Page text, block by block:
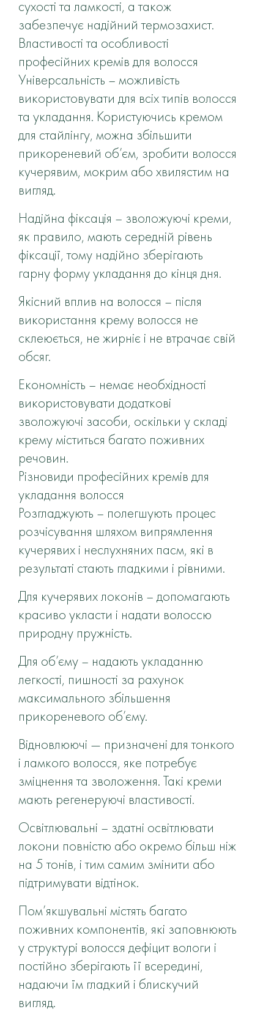
сухості та ламкості, а також
забезпечує надійний термозахист.
Властивості та особливості
професійних кремів для волосся
Універсальність – можливість
використовувати для всіх типів волосся
та укладання. Користуючись кремом
для стайлінгу, можна збільшити
прикореневий об’єм, зробити волосся
кучерявим, мокрим або хвилястим на
вигляд.
Надійна фіксація – зволожуючі креми,
як правило, мають середній рівень
фіксації, тому надійно зберігають
гарну форму укладання до кінця дня.
Якісний вплив на волосся – після
використання крему волосся не
склеюється, не жирніє і не втрачає свій
обсяг.
Економність – немає необхідності
використовувати додаткові
зволожуючі засоби, оскільки у складі
крему міститься багато поживних
речовин.
Різновиди професійних кремів для
укладання волосся
Розгладжують – полегшують процес
розчісування шляхом випрямлення
кучерявих і неслухняних пасм, які в
результаті стають гладкими і рівними.
Для кучерявих локонів – допомагають
красиво укласти і надати волоссю
природну пружність.
Для об’єму – надають укладанню
легкості, пишності за рахунок
максимального збільшення
прикореневого об’єму.
Відновлюючі — призначені для тонкого
і ламкого волосся, яке потребує
зміцнення та зволоження. Такі креми
мають регенеруючі властивості.
Освітлювальні – здатні освітлювати
локони повністю або окремо більш ніж
на 5 тонів, і тим самим змінити або
підтримувати відтінок.
Пом’якшувальні містять багато
поживних компонентів, які заповнюють
у структурі волосся дефіцит вологи і
постійно зберігають її всередині,
надаючи їм гладкий і блискучий
вигляд.